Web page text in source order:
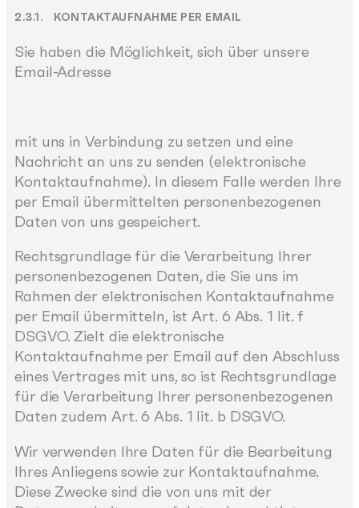
2.3.1. KONTAKTAUFNAHME PER EMAIL
Sie haben die Möglichkeit, sich über unsere
Email-Adresse
mit uns in Verbindung zu setzen und eine
Nachricht an uns zu senden (elektronische
Kontaktaufnahme). In diesem Falle werden Ihre
per Email übermittelten personenbezogenen
Daten von uns gespeichert.
Rechtsgrundlage für die Verarbeitung Ihrer
personenbezogenen Daten, die Sie uns im
Rahmen der elektronischen Kontaktaufnahme
per Email übermitteln, ist Art. 6 Abs. 1 lit. f
DSGVO. Zielt die elektronische
Kontaktaufnahme per Email auf den Abschluss
eines Vertrages mit uns, so ist Rechtsgrundlage
für die Verarbeitung Ihrer personenbezogenen
Daten zudem Art. 6 Abs. 1 lit. b DSGVO.
Wir verwenden Ihre Daten für die Bearbeitung
Ihres Anliegens sowie zur Kontaktaufnahme.
Diese Zwecke sind die von uns mit der